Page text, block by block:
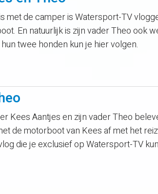
met de camper is Watersport-TV
En natuurlijk is zijn vader Theo ook
twee honden kun je hier volgen.
Kees Aantjes en zijn vader Theo
de motorboot van Kees af met het
die je exclusief op Watersport-TV